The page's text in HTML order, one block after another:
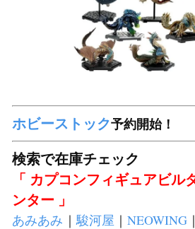
ホビーストック予約開始！
検索で在庫チェック
「 カプコンフィギュアビル
ンター 」
あみあみ ｜駿河屋 ｜ NEOWING ｜